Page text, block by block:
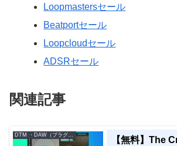
Loopmastersセール
Beatportセール
Loopcloudセール
ADSRセール
関連記事
DTM ・DAW（プラグイン、シンセなど）のセール情報
【無料】The